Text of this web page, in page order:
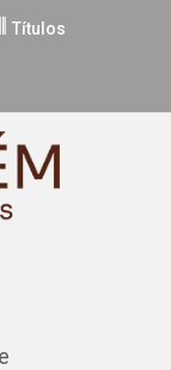
Títulos